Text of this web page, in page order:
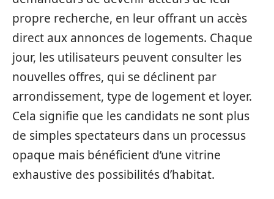
propre recherche, en leur offrant un accès
direct aux annonces de logements. Chaque
jour, les utilisateurs peuvent consulter les
nouvelles offres, qui se déclinent par
arrondissement, type de logement et loyer.
Cela signifie que les candidats ne sont plus
de simples spectateurs dans un processus
opaque mais bénéficient d’une vitrine
exhaustive des possibilités d’habitat.